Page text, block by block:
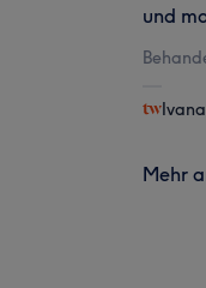
und
Ivana
Mehr